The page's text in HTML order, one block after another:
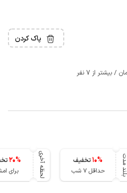
پاک کردن
بلند مدت 10%
تخفیف
حداقل 7 شب
لحظه آخری 20%
برای